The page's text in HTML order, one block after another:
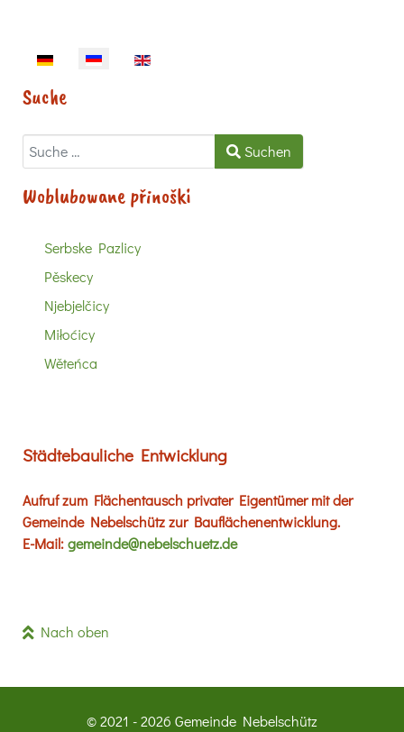
Sprache auswählen
Suche
Suchen Suchen
Woblubowane přinoški
Serbske Pazlicy
Pěskecy
Njebjelčicy
Miłoćicy
Wěteńca
Städtebauliche Entwicklung
Aufruf zum Flächentausch privater Eigentümer mit der
Gemeinde Nebelschütz zur Bauflächenentwicklung.
E-Mail:gemeinde@nebelschuetz.de
Nach oben
© 2021 - 2026 Gemeinde Nebelschütz